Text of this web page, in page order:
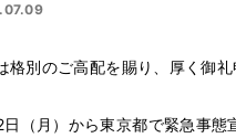
格別のご高配を賜り、厚く御礼
日（月）から東京都で緊急事態